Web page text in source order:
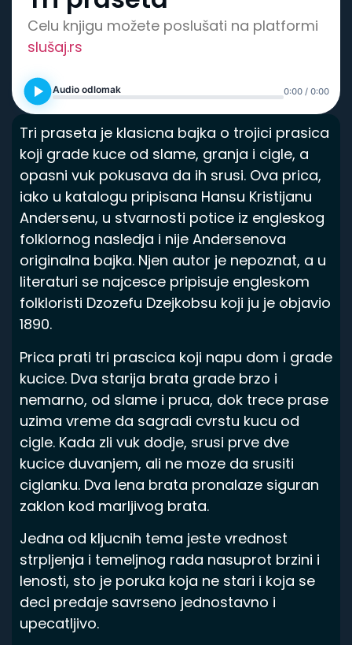
Celu knjigu možete poslušati na platformi
slušaj.rs
Audio odlomak 0:00 / 0:00
Tri praseta je klasicna bajka o trojici prasica
koji grade kuce od slame, granja i cigle, a
opasni vuk pokusava da ih srusi. Ova prica,
iako u katalogu pripisana Hansu Kristijanu
Andersenu, u stvarnosti potice iz engleskog
folklornog nasledja i nije Andersenova
originalna bajka. Njen autor je nepoznat, a u
literaturi se najcesce pripisuje engleskom
folkloristi Dzozefu Dzejkobsu koji ju je objavio
1890.
Prica prati tri prascica koji napu dom i grade
kucice. Dva starija brata grade brzo i
nemarno, od slame i pruca, dok trece prase
uzima vreme da sagradi cvrstu kucu od
cigle. Kada zli vuk dodje, srusi prve dve
kucice duvanjem, ali ne moze da srusiti
ciglanku. Dva lena brata pronalaze siguran
zaklon kod marljivog brata.
Jedna od kljucnih tema jeste vrednost
strpljenja i temeljnog rada nasuprot brzini i
lenosti, sto je poruka koja ne stari i koja se
deci predaje savrseno jednostavno i
upecatljivo.